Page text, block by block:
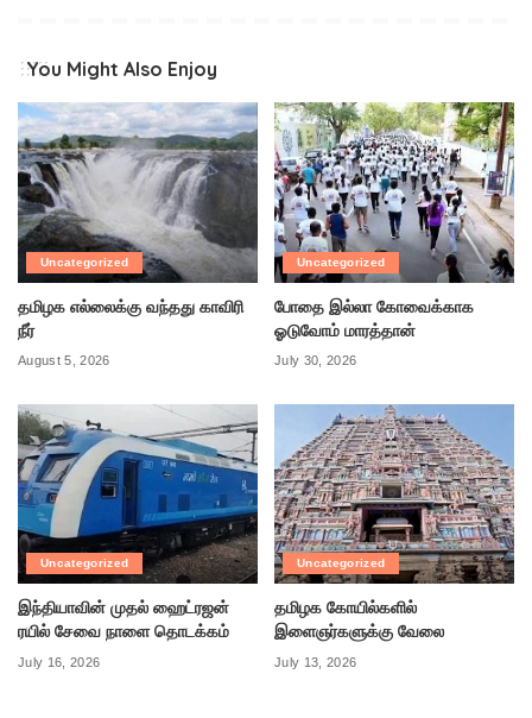
You Might Also Enjoy
Uncategorized
தமிழக எல்லைக்கு வந்தது காவிரி
நீர்
August 5, 2026
Uncategorized
போதை இல்லா கோவைக்காக
ஓடுவோம் மாரத்தான்
July 30, 2026
Uncategorized
இந்தியாவின் முதல் ஹைட்ரஜன்
ரயில் சேவை நாளை தொடக்கம்
July 16, 2026
Uncategorized
தமிழக கோயில்களில்
இளைஞர்களுக்கு வேலை
July 13, 2026